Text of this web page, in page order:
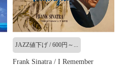
JAZZ値下げ / 600円～...
Frank Sinatra / I Remember